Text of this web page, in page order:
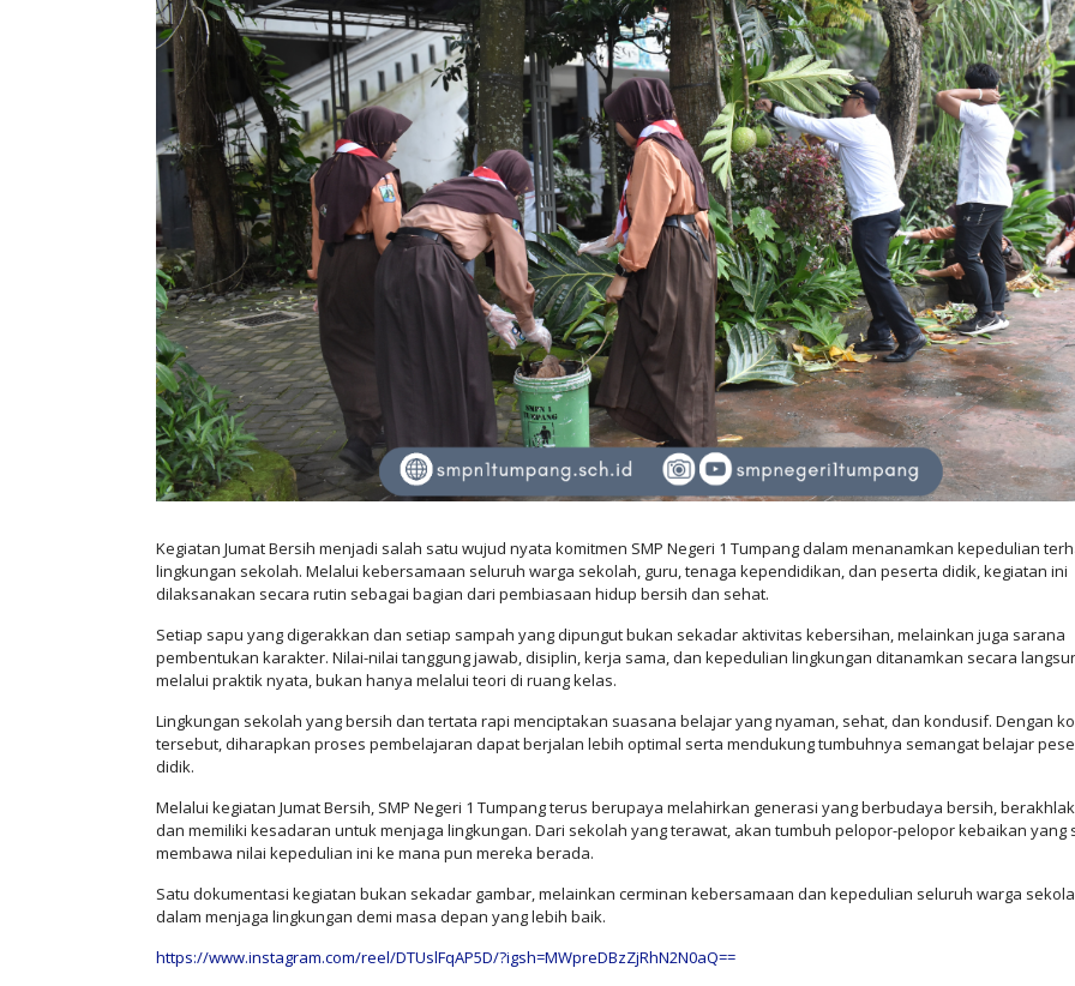
Kegiatan Jumat Bersih menjadi salah satu wujud nyata komitmen SMP Negeri 1 Tumpang dalam menanamkan kepedulian
lingkungan sekolah. Melalui kebersamaan seluruh warga sekolah, guru, tenaga kependidikan, dan peserta didik, kegiatan ini
dilaksanakan secara rutin sebagai bagian dari pembiasaan hidup bersih dan sehat.
Setiap sapu yang digerakkan dan setiap sampah yang dipungut bukan sekadar aktivitas kebersihan, melainkan juga sarana
pembentukan karakter. Nilai-nilai tanggung jawab, disiplin, kerja sama, dan kepedulian lingkungan ditanamkan secara
melalui praktik nyata, bukan hanya melalui teori di ruang kelas.
Lingkungan sekolah yang bersih dan tertata rapi menciptakan suasana belajar yang nyaman, sehat, dan kondusif. Dengan
tersebut, diharapkan proses pembelajaran dapat berjalan lebih optimal serta mendukung tumbuhnya semangat belajar
didik.
Melalui kegiatan Jumat Bersih, SMP Negeri 1 Tumpang terus berupaya melahirkan generasi yang berbudaya bersih,
dan memiliki kesadaran untuk menjaga lingkungan. Dari sekolah yang terawat, akan tumbuh pelopor-pelopor kebaikan yang
membawa nilai kepedulian ini ke mana pun mereka berada.
Satu dokumentasi kegiatan bukan sekadar gambar, melainkan cerminan kebersamaan dan kepedulian seluruh warga
dalam menjaga lingkungan demi masa depan yang lebih baik.
https://www.instagram.com/reel/DTUslFqAP5D/?igsh=MWpreDBzZjRhN2N0aQ==